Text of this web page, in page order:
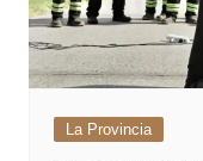
La Provincia